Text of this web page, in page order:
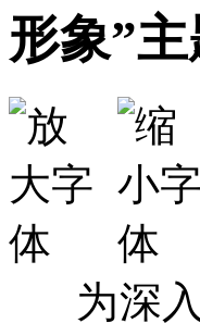
形象”
为深入